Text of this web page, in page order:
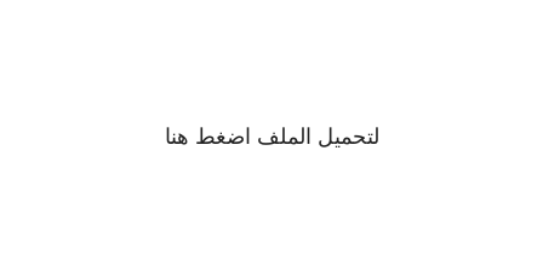
لتحميل الملف اضغط هنا